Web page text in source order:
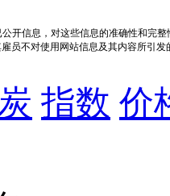
开信息，对这些信息的准确性和完
员不对使用网站信息及其内容所引
指数 价